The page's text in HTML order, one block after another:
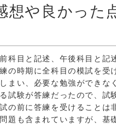
想や良かった
科目と記述、午後科目と記
の時期に全科目の模試を受
まい、必要な勉強ができな
試験が答練だったので、試
の前に答練を受けることは
題も含まれていますが、基